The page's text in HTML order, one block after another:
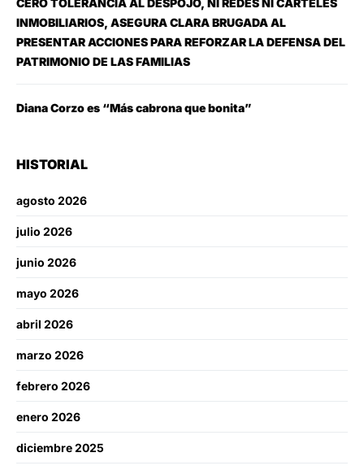
INMOBILIARIOS, ASEGURA CLARA BRUGADA AL
PRESENTAR ACCIONES PARA REFORZAR LA DEFENSA DEL
PATRIMONIO DE LAS FAMILIAS
Diana Corzo es “Más cabrona que bonita”
HISTORIAL
agosto 2026
julio 2026
junio 2026
mayo 2026
abril 2026
marzo 2026
febrero 2026
enero 2026
diciembre 2025